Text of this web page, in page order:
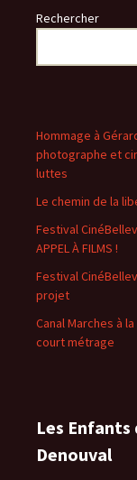
Rechercher
Hommage à
photographe et
luttes
Le chemin de la
Festival
APPEL À FILMS !
Festival
projet
Canal Marches à
court métrage
Les Enfants
Denouval